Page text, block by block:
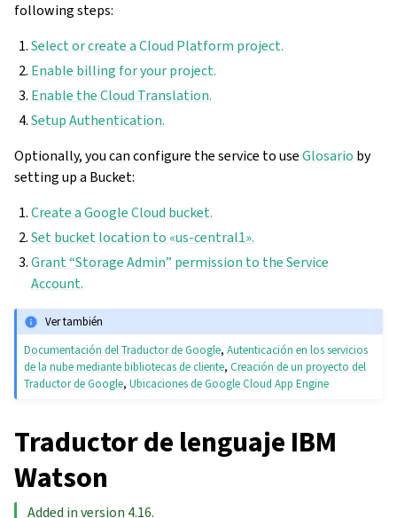
following steps:
Select or create a Cloud Platform project.
Enable billing for your project.
Enable the Cloud Translation.
Setup Authentication.
Optionally, you can configure the service to useGlosario by
setting up a Bucket:
Create a Google Cloud bucket.
Set bucket location to «us-central1».
Grant “Storage Admin” permission to the Service
Account.
Ver también
Documentación del Traductor de Google,Autenticación en los servicios
de la nube mediante bibliotecas de cliente,Creación de un proyecto del
Traductor de Google,Ubicaciones de Google Cloud App Engine
Traductor de lenguaje IBM
Watson
Added in version 4.16.